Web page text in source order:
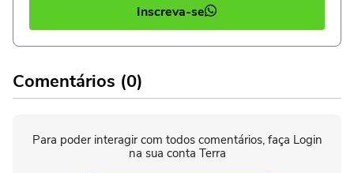
Inscreva-se
Comentários (0)
Para poder interagir com todos comentários, faça Login
na sua conta Terra